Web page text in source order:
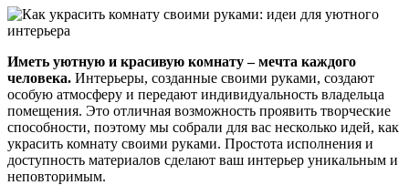
Иметь уютную и красивую комнату – мечта каждого
человека. Интерьеры, созданные своими руками, создают
особую атмосферу и передают индивидуальность владельца
помещения. Это отличная возможность проявить творческие
способности, поэтому мы собрали для вас несколько идей, как
украсить комнату своими руками. Простота исполнения и
доступность материалов сделают ваш интерьер уникальным и
неповторимым.